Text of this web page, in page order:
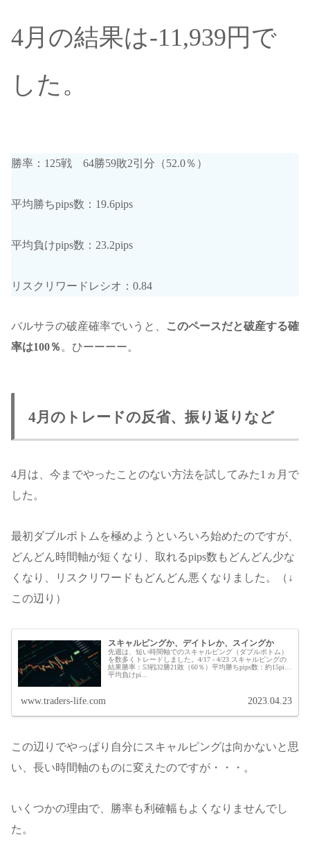
4月の結果は-11,939円で
した。
勝率：125戦 64勝59敗2引分（52.0％）
平均勝ちpips数：19.6pips
平均負けpips数：23.2pips
リスクリワードレシオ：0.84
バルサラの破産確率でいうと、
このペースだと破産する確
率は100％ 。ひーーーー。
4月のトレードの反省、振り返りなど
4月は、今までやったことのない方法を試してみた1ヵ月で
した。
最初ダブルボトムを極めようといろいろ始めたのですが、
どんどん時間軸が短くなり、取れるpips数もどんどん少な
くなり、リスクリワードもどんどん悪くなりました。（↓
この辺り）
スキャルピングか、デイトレか、スイングか
先週は、短い時間軸でのスキャルピング（ダブルボトム）
を数多くトレードしました。4/17 - 4/23 スキャルピングの
結果勝率：53戦32勝21敗（60％）平均勝ちpips数：約15pips
平均負けpi...
www.traders-life.com 2023.04.23
この辺りでやっぱり自分にスキャルピングは向かないと思
い、長い時間軸のものに変えたのですが・・・。
いくつかの理由で、勝率も利確幅もよくなりませんでし
た。